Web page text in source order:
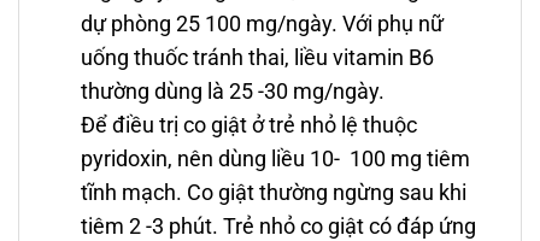
dự phòng 25 100 mg/ngày. Với phụ nữ
uống thuốc tránh thai, liều vitamin B6
thường dùng là 25 -30 mg/ngày.
Để điều trị co giật ở trẻ nhỏ lệ thuộc
pyridoxin, nên dùng liều 10- 100 mg tiêm
tĩnh mạch. Co giật thường ngừng sau khi
tiêm 2 -3 phút. Trẻ nhỏ co giật có đáp ứng